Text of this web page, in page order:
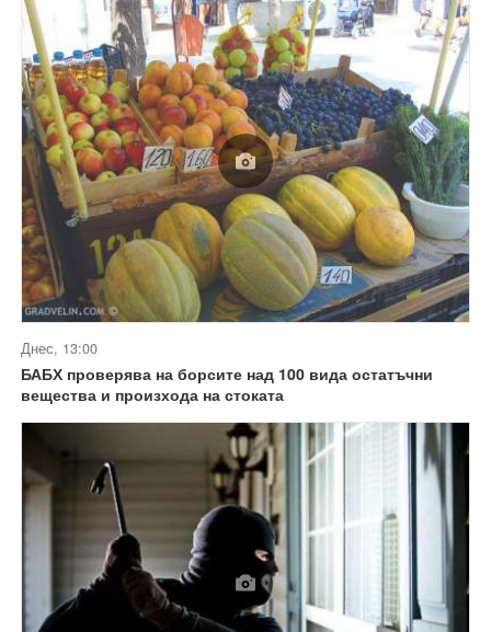
Днес, 13:00
БАБХ проверява на борсите над 100 вида остатъчни
вещества и произхода на стоката